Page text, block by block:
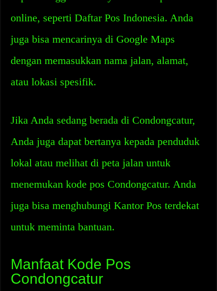
online, seperti Daftar Pos Indonesia. Anda
juga bisa mencarinya di Google Maps
dengan memasukkan nama jalan, alamat,
atau lokasi spesifik.
Jika Anda sedang berada di Condongcatur,
Anda juga dapat bertanya kepada penduduk
lokal atau melihat di peta jalan untuk
menemukan kode pos Condongcatur. Anda
juga bisa menghubungi Kantor Pos terdekat
untuk meminta bantuan.
Manfaat Kode Pos
Condongcatur